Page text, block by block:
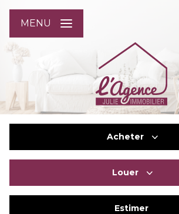
MENU
Acheter
Du neuf
Louer
Estimer